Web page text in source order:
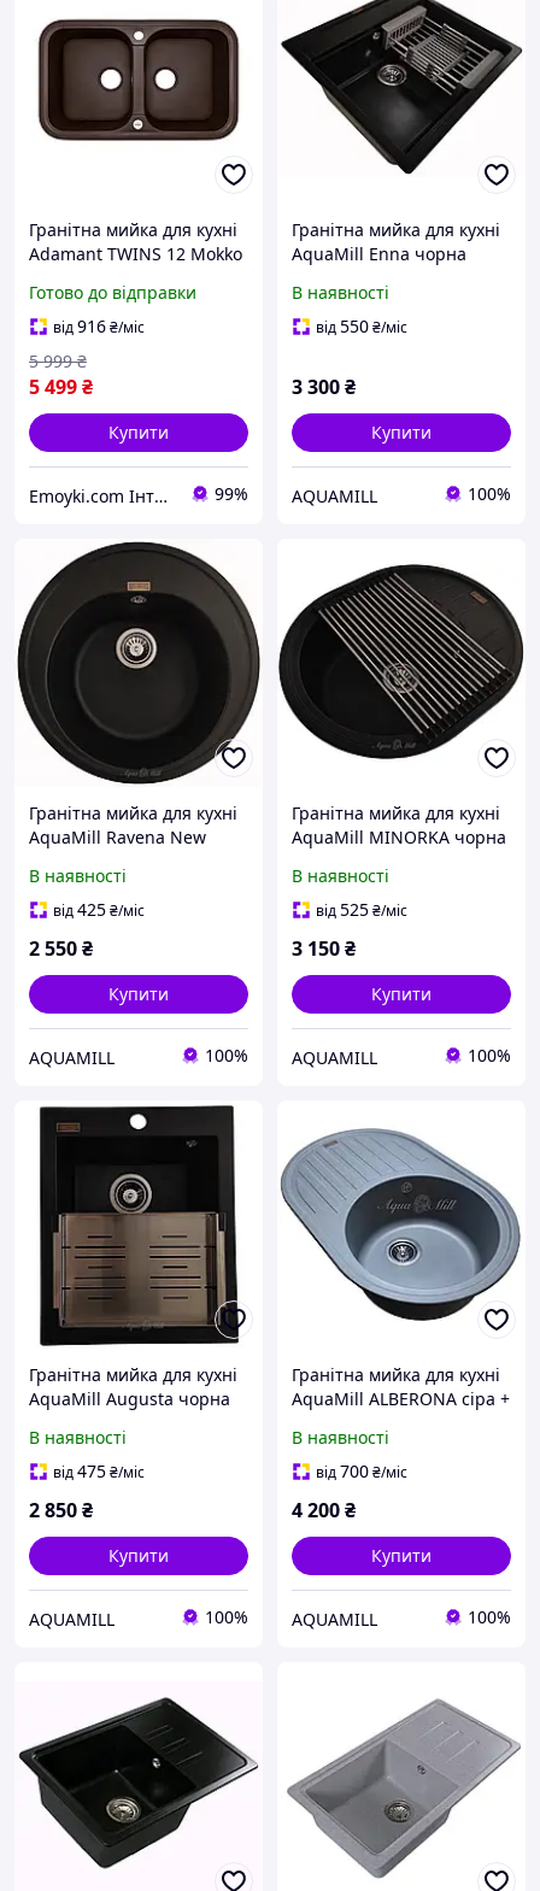
Гранітна мийка для кухні
Adamant TWINS 12 Mokko
Готово до відправки
від916₴/міс
5 499₴
5 999 ₴
Купити
Emoyki.com Інтернет-магазин кухонних мийок 99%
Гранітна мийка для кухні
AquaMill Enna чорна
В наявності
від550₴/міс
3 300₴
Купити
AQUAMILL 100%
Гранітна мийка для кухні
AquaMill Ravena New
В наявності
від425₴/міс
2 550₴
Купити
AQUAMILL 100%
Гранітна мийка для кухні
AquaMill MINORKA чорна
В наявності
від525₴/міс
3 150₴
Купити
AQUAMILL 100%
Гранітна мийка для кухні
AquaMill Augusta чорна
В наявності
від475₴/міс
2 850₴
Купити
AQUAMILL 100%
Гранітна мийка для кухні
AquaMill ALBERONA сіра +
В наявності
від700₴/міс
4 200₴
Купити
AQUAMILL 100%